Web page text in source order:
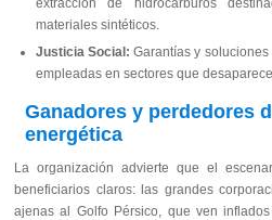
extracción de hidrocarburos
materiales sintéticos.
Justicia Social: Garantías y
empleadas en sectores que
Ganadores y perdedores
energética
La organización advierte que el
beneficiarios claros: las grandes
ajenas al Golfo Pérsico, que ven